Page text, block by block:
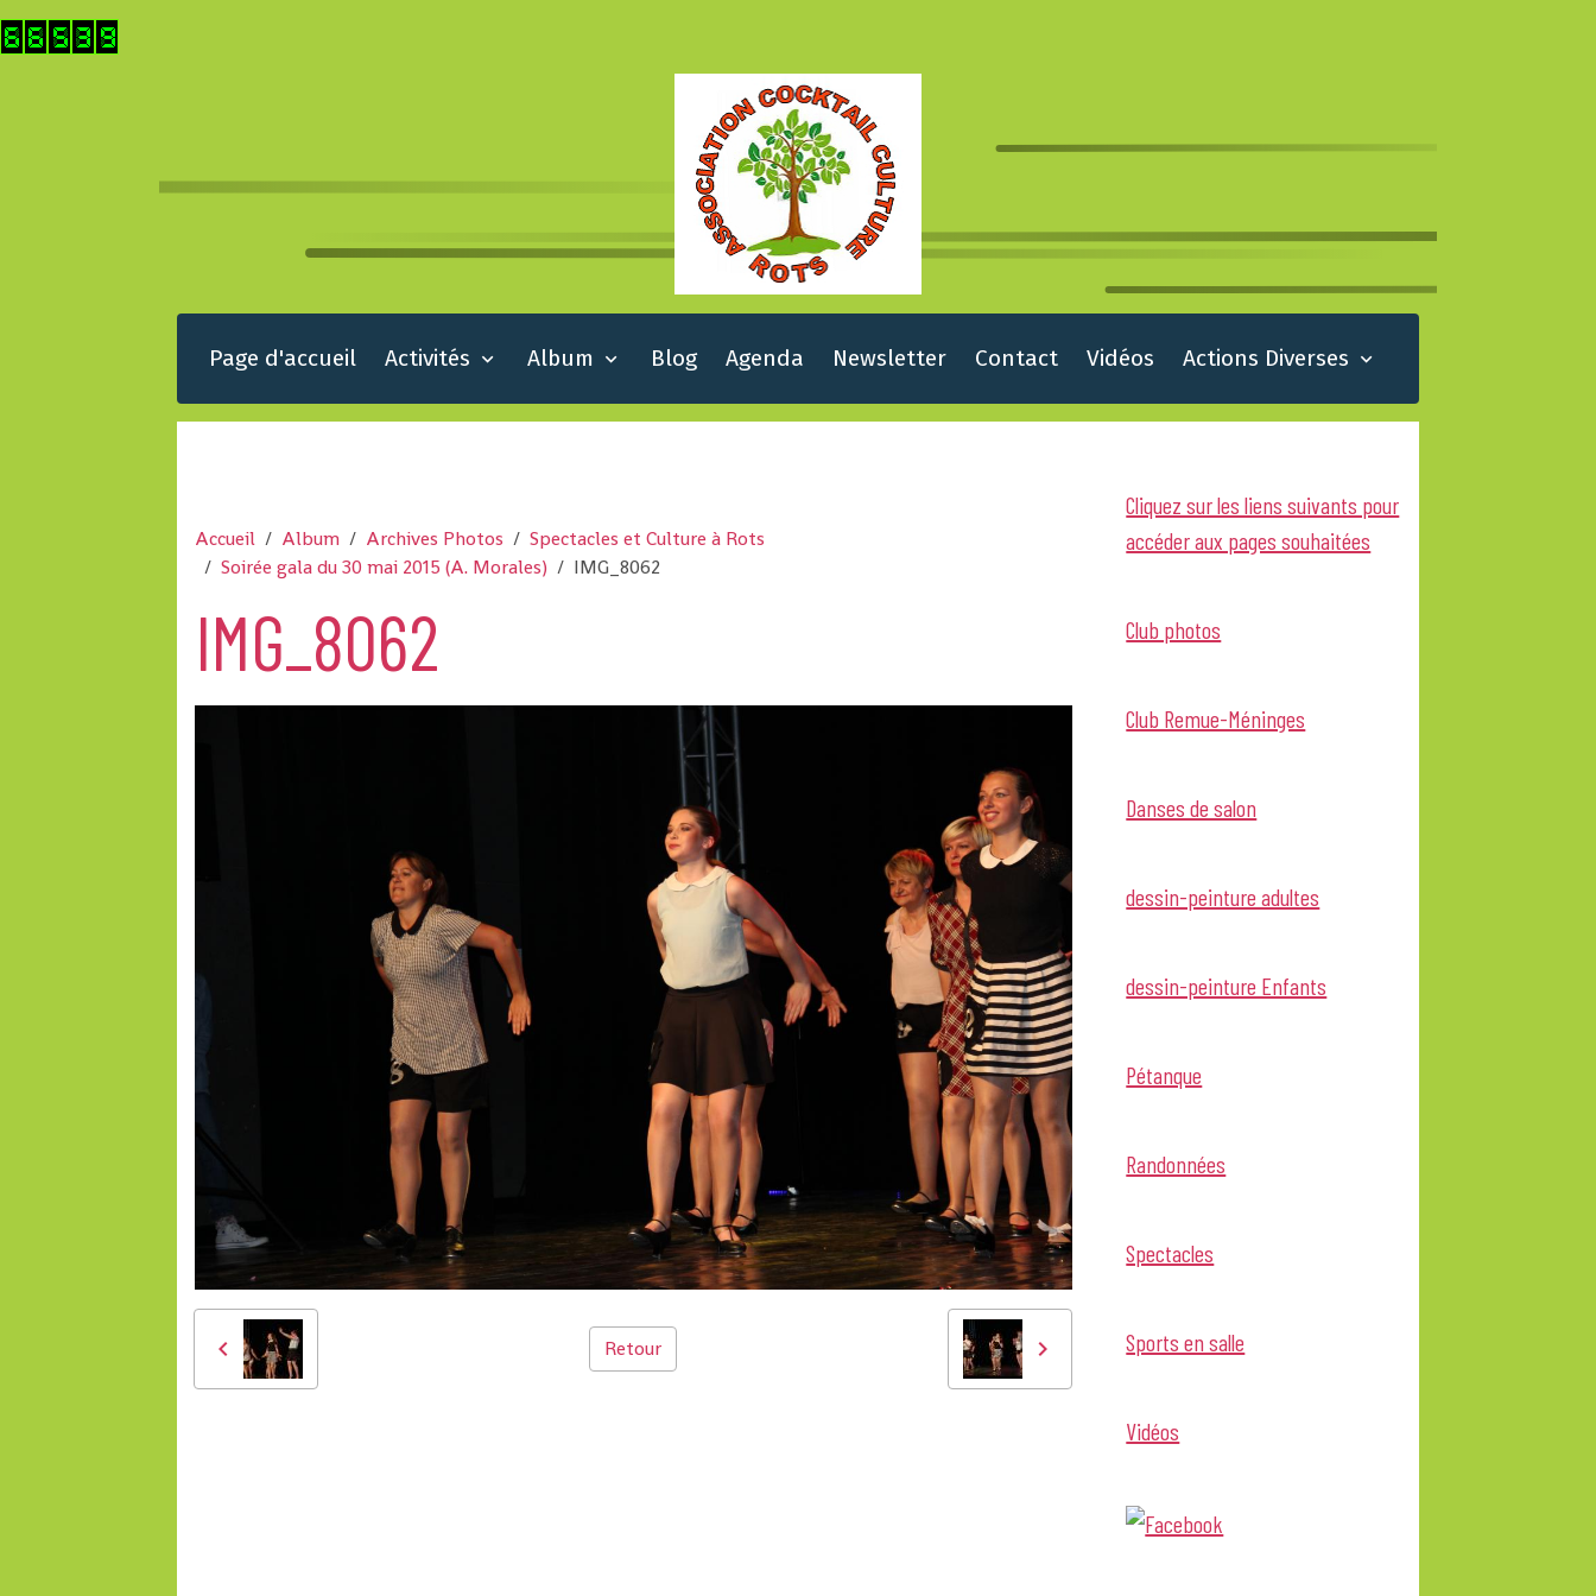
Page d'accueil Activités Album Blog Agenda Newsletter Contact Vidéos Actions Diverses
Accueil Album Archives Photos
Spectacles et Culture à Rots
Soirée gala du 30 mai 2015 (A. Morales)
IMG_8062
IMG_8062
Retour
Cliquez sur les liens suivants pour
accéder aux pages souhaitées
Club photos
Club Remue-Méninges
Danses de salon
dessin-peinture adultes
dessin-peinture Enfants
Pétanque
Randonnées
Spectacles
Sports en salle
Vidéos